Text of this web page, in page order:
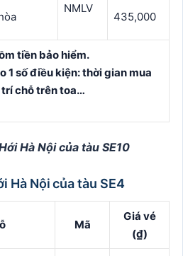
NMLV
435,000
tiền bảo hiểm.
1 số điều kiện: thời gian mua
chỗ trên toa…
Hà Nội của tàu SE10
Hà Nội của tàu SE4
Mã
Giá vé
(₫)